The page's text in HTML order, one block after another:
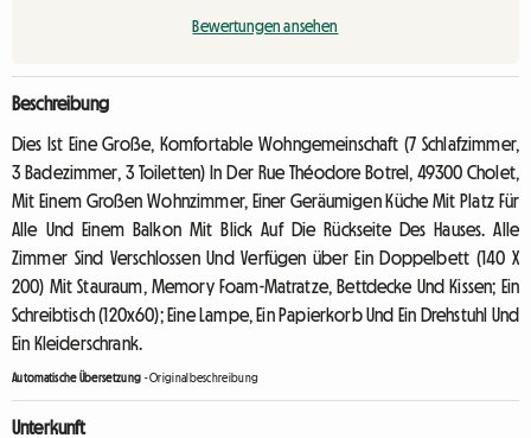
Bewertungen ansehen
Beschreibung
Dies Ist Eine Große, Komfortable Wohngemeinschaft (7 Schlafzimmer,
3 Badezimmer, 3 Toiletten) In Der Rue Théodore Botrel, 49300 Cholet,
Mit Einem Großen Wohnzimmer, Einer Geräumigen Küche Mit Platz Für
Alle Und Einem Balkon Mit Blick Auf Die Rückseite Des Hauses. Alle
Zimmer Sind Verschlossen Und Verfügen über Ein Doppelbett (140 X
200) Mit Stauraum, Memory Foam-Matratze, Bettdecke Und Kissen; Ein
Schreibtisch (120x60); Eine Lampe, Ein Papierkorb Und Ein Drehstuhl Und
Ein Kleiderschrank.
Automatische Übersetzung -Originalbeschreibung
Unterkunft